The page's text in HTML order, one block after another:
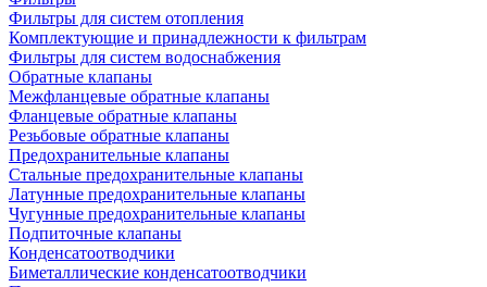
Фильтры для систем отопления
Комплектующие и принадлежности к фильтрам
Фильтры для систем водоснабжения
Обратные клапаны
Межфланцевые обратные клапаны
Фланцевые обратные клапаны
Резьбовые обратные клапаны
Предохранительные клапаны
Стальные предохранительные клапаны
Латунные предохранительные клапаны
Чугунные предохранительные клапаны
Подпиточные клапаны
Конденсатоотводчики
Биметаллические конденсатоотводчики